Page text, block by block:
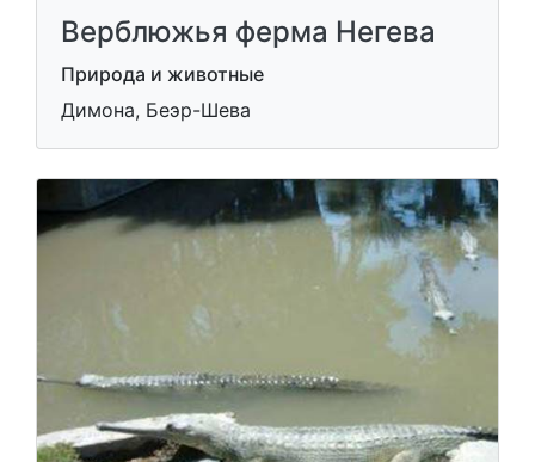
Верблюжья ферма Негева
Природа и животные
Димона, Беэр-Шева